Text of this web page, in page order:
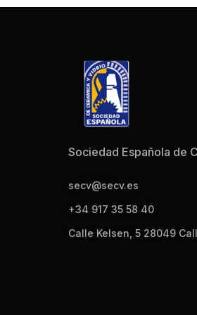
Sociedad Española de
secv@secv.es
+34 917 35 58 40
Calle Kelsen, 5 28049